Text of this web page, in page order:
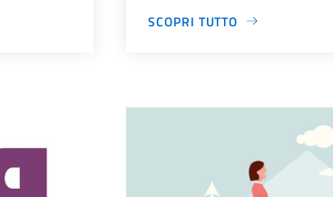
SCOPRI TUTTO